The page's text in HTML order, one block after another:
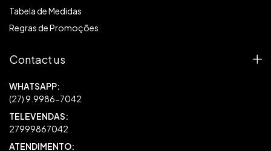
Tabela de Medidas
Regras de Promoções
Contact us
27999867042